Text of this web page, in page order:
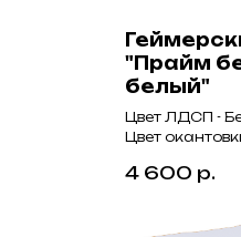
"Прайм
белый"
Цвет ЛДСП -
Цвет
4 600 р.